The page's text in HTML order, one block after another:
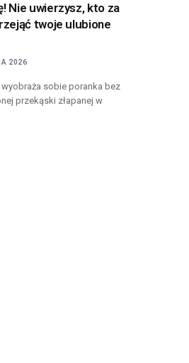
Nie uwierzysz, kto za
twoje ulubione
2026
sobie poranka bez
przekąski złapanej w